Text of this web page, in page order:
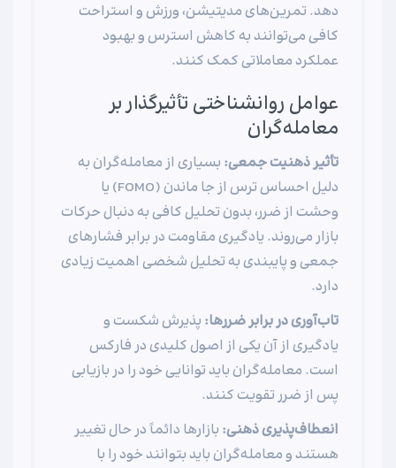
دهد. تمرین‌های مدیتیشن، ورزش و استراحت
کافی می‌توانند به کاهش استرس و بهبود
عملکرد معاملاتی کمک کنند.
عوامل روانشناختی تأثیرگذار بر
معامله‌گران
تأثیر ذهنیت جمعی: بسیاری از معامله‌گران به
دلیل احساس ترس از جا ماندن (FOMO) یا
وحشت از ضرر، بدون تحلیل کافی به دنبال حرکات
بازار می‌روند. یادگیری مقاومت در برابر فشارهای
جمعی و پایبندی به تحلیل شخصی اهمیت زیادی
دارد.
تاب‌آوری در برابر ضررها: پذیرش شکست و
یادگیری از آن یکی از اصول کلیدی در فارکس
است. معامله‌گران باید توانایی خود را در بازیابی
پس از ضرر تقویت کنند.
انعطاف‌پذیری ذهنی: بازارها دائماً در حال تغییر
هستند و معامله‌گران باید بتوانند خود را با